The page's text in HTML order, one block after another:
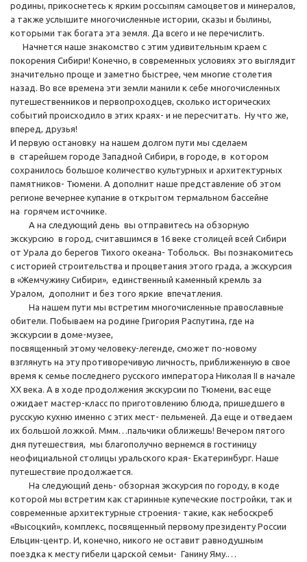
родины, прикоснетесь к ярким россыпям самоцветов и минералов,
а также услышите многочисленные истории, сказы и былины,
которыми так богата эта земля. Да всего и не перечислить.
Начнется наше знакомство с этим удивительным краем с
покорения Сибири! Конечно, в современных условиях это выглядит
значительно проще и заметно быстрее, чем многие столетия
назад. Во все времена эти земли манили к себе многочисленных
путешественников и первопроходцев, сколько исторических
событий происходило в этих краях- и не пересчитать. Ну что же,
вперед, друзья!
И первую остановку на нашем долгом пути мы сделаем
в старейшем городе Западной Сибири, в городе, в котором
сохранилось большое количество культурных и архитектурных
памятников- Тюмени. А дополнит наше представление об этом
регионе вечернее купание в открытом термальном бассейне
на горячем источнике.
А на следующий день вы отправитесь на обзорную
экскурсию в город, считавшимся в 16 веке столицей всей Сибири
от Урала до берегов Тихого океана- Тобольск. Вы познакомитесь
с историей строительства и процветания этого града, а экскурсия
в «Жемчужину Сибири», единственный каменный кремль за
Уралом, дополнит и без того яркие впечатления.
На нашем пути мы встретим многочисленные православные
обители. Побываем на родине Григория Распутина, где на
экскурсии в доме-музее,
посвященный этому человеку-легенде, сможет по-новому
взглянуть на эту противоречивую личность, приближенную в свое
время к семье последнего русского императора Николая II в начале
XX века. А в ходе продолжения экскурсии по Тюмени, вас еще
ожидает мастер-класс по приготовлению блюда, пришедшего в
русскую кухню именно с этих мест- пельменей. Да еще и отведаем
их большой ложкой. Ммм…пальчики оближешь! Вечером пятого
дня путешествия, мы благополучно вернемся в гостиницу
неофициальной столицы уральского края- Екатеринбург. Наше
путешествие продолжается.
На следующий день- обзорная экскурсия по городу, в коде
которой мы встретим как старинные купеческие постройки, так и
современные архитектурные строения- такие, как небоскреб
«Высоцкий», комплекс, посвященный первому президенту России
Ельцин-центр. И, конечно, никого не оставит равнодушным
поездка к месту гибели царской семьи- Ганину Яму.…